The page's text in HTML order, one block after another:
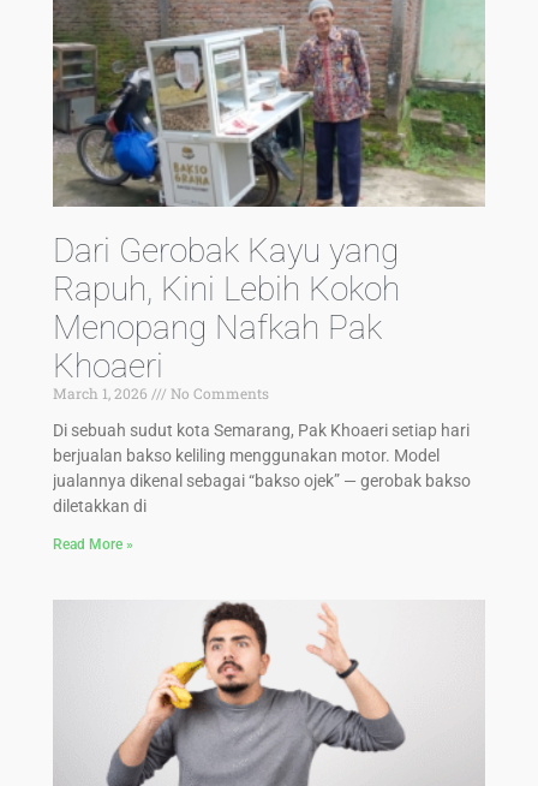
Dari Gerobak Kayu yang
Rapuh, Kini Lebih Kokoh
Menopang Nafkah Pak
Khoaeri
March 1, 2026
No Comments
Di sebuah sudut kota Semarang, Pak Khoaeri setiap hari
berjualan bakso keliling menggunakan motor. Model
jualannya dikenal sebagai “bakso ojek” — gerobak bakso
diletakkan di
Read More »